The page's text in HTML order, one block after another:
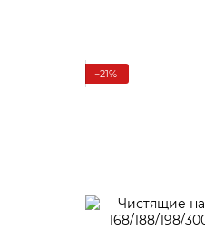
−21%